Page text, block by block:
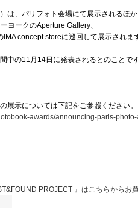
は、パリフォト会場にて展示されるほか
ヨークのAperture Gallery、
IMA concept storeに巡回して展示されま
中の11月14日に発表されるとのことです
展示については下記をご参照ください
awards/announcing-paris-
PROJECT 』はこちらからお